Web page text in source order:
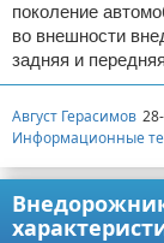
поколение
во внешности
задняя и
Август Герасимов
Информационные